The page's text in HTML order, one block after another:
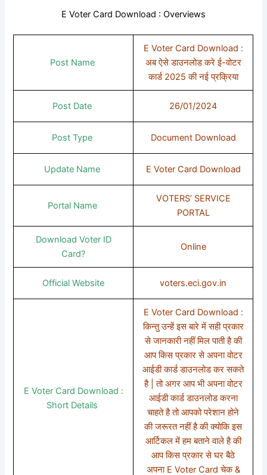
E Voter Card Download : Overviews
Post Name
E Voter Card Download :
अब ऐसे डाउनलोड करे ई-वोटर
कार्ड 2025 की नई प्रक्रिया
Post Date 26/01/2024
Post Type Document Download
Update Name E Voter Card Download
Portal Name
VOTERS’ SERVICE
PORTAL
Download Voter ID
Card?
Online
Official Website voters.eci.gov.in
E Voter Card Download :
Short Details
E Voter Card Download :
किन्तु उन्हें इस बारे में सही प्रकार
से जानकारी नहीं मिल पाती है की
आप किस प्रकार से अपना वोटर
आईडी कार्ड डाउनलोड कर सकते
है | तो अगर आप भी अपना वोटर
आईडी कार्ड डाउनलोड करना
चाहते है तो आपको परेशान होने
की जरूरत नहीं है की क्योकि इस
आर्टिकल में हम बताने वाले है की
आप किस प्रकार से घर बैठे
अपना E Voter Card चेक &